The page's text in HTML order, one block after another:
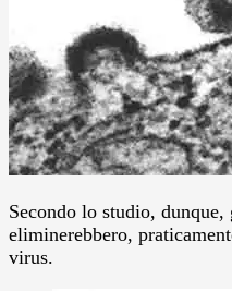
Secondo lo studio,
eliminerebbero,
virus.